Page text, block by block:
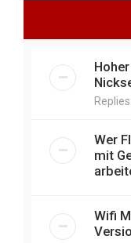
Replies:
Wer
mit
Wifi